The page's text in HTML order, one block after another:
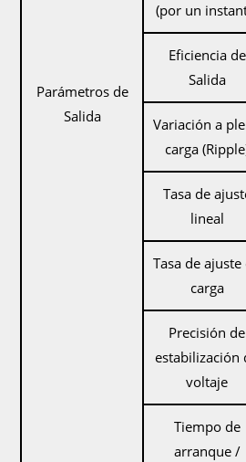
Parámetros de
Salida
(por un
Eficiencia de
Salida
Variación a
carga
Tasa de
lineal
Tasa de ajuste
carga
Precisión de
estabilización
voltaje
Tiempo de
arranque /